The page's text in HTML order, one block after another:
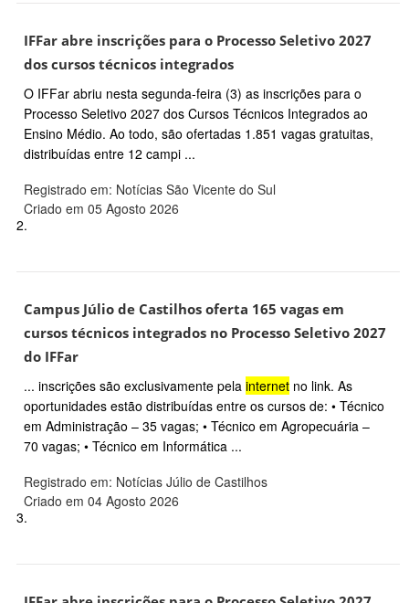
IFFar abre inscrições para o Processo Seletivo 2027
dos cursos técnicos integrados
O IFFar abriu nesta segunda-feira (3) as inscrições para o
Processo Seletivo 2027 dos Cursos Técnicos Integrados ao
Ensino Médio. Ao todo, são ofertadas 1.851 vagas gratuitas,
distribuídas entre 12 campi ...
Registrado em: Notícias São Vicente do Sul
Criado em 05 Agosto 2026
2.
Campus Júlio de Castilhos oferta 165 vagas em
cursos técnicos integrados no Processo Seletivo 2027
do IFFar
... inscrições são exclusivamente pela internet no link. As
oportunidades estão distribuídas entre os cursos de: • Técnico
em Administração – 35 vagas; • Técnico em Agropecuária –
70 vagas; • Técnico em Informática ...
Registrado em: Notícias Júlio de Castilhos
Criado em 04 Agosto 2026
3.